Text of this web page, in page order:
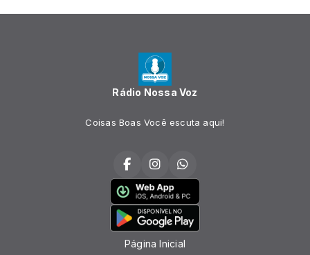
Rádio Nossa Voz
Coisas Boas Você escuta aqui!
Página Inicial